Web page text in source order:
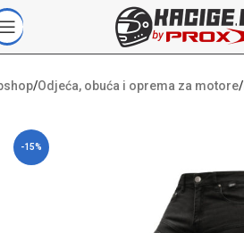
/Odjeća, obuća i oprema za motore/
-15%